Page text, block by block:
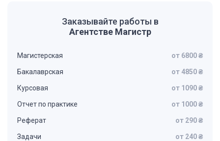
Заказывайте работы в
Агентстве Магистр
Магистерская от 6800 ₴
Бакалаврская от 4850 ₴
Курсовая от 1090 ₴
Отчет по практике от 1000 ₴
Реферат от 290 ₴
Задачи от 240 ₴